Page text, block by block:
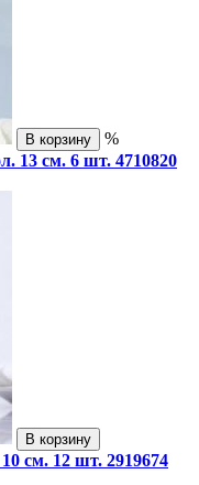
В корзину
%
13 см. 6 шт. 4710820
В корзину
см. 12 шт. 2919674